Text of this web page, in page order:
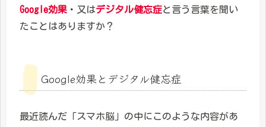
Google効果 ・又はデジタル健忘症と言う言葉を聞い
たことはありますか？
Google効果とデジタル健忘症
最近読んだ「スマホ脳」の中にこのような内容があ